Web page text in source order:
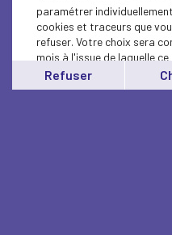
paramétrer
cookies et traceurs que
refuser. Votre choix sera
mois à l'issue de laquelle
affiché..
Vous pouvez modifier
Refuser